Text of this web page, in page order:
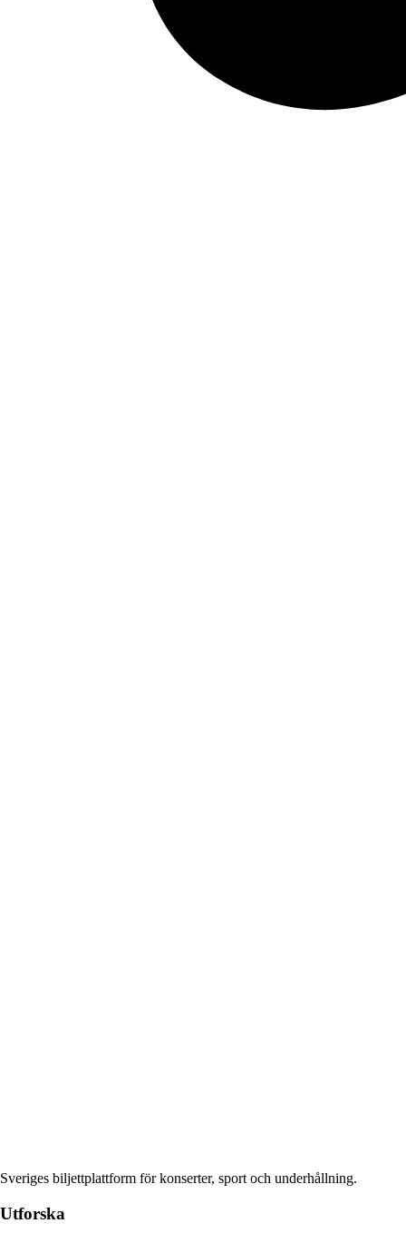
Sveriges biljettplattform för konserter, sport och underhållning.
Utforska